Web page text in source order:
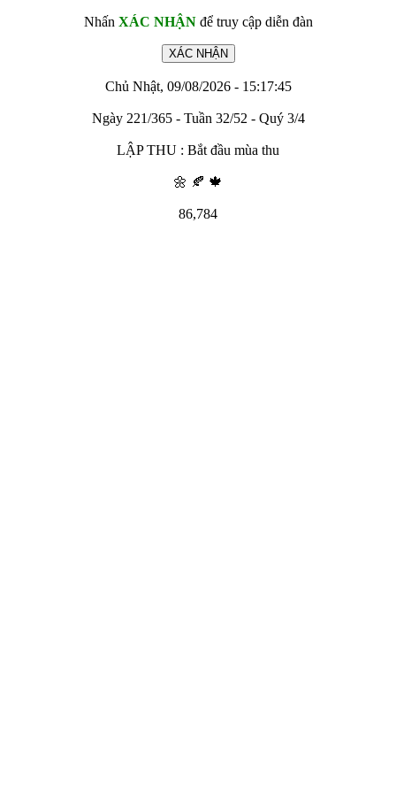
Nhấn XÁC NHẬNđể truy cập diễn đàn
Chủ Nhật, 09/08/2026 - 15:17:45
Ngày 221/365 - Tuần 32/52 - Quý 3/4
LẬP THU : Bắt đầu mùa thu
🌼 🍂 🍁
86,784